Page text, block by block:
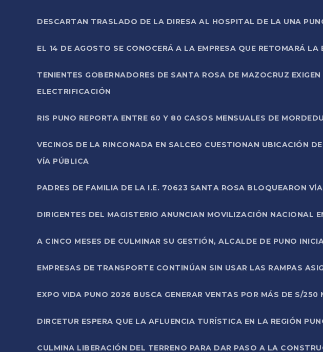
DESCARTAN TRASLADO DE LA DIRESA AL HOSPITAL DE LA UNA
EL 14 DE AGOSTO SE CONOCERÁ A LA EMPRESA QUE RETOMARÁ
TENIENTES GOBERNADORES DE SANTA ROSA DE MAZOCRUZ
ELECTRIFICACIÓN
RIS PUNO REPORTA ENTRE 60 Y 80 CASOS MENSUALES DE
VECINOS DE LA RINCONADA EN SALCEO CUESTIONAN UBICACIÓN
VÍA PÚBLICA
PADRES DE FAMILIA DE LA I.E. 70623 SANTA ROSA BLOQUEARON
DIRIGENTES DEL MAGISTERIO ANUNCIAN MOVILIZACIÓN NACIONAL
A CINCO MESES DE CULMINAR SU GESTIÓN, ALCALDE DE PUNO
EMPRESAS DE TRANSPORTE CONTINÚAN SIN USAR LAS RAMPAS
EXPO VIDA PUNO 2026 BUSCA GENERAR VENTAS POR MÁS DE S/
DIRCETUR ESPERA QUE LA AFLUENCIA TURÍSTICA EN LA REGIÓN
CULMINA LIBERACIÓN DEL TERRENO PARA DAR PASO A LA